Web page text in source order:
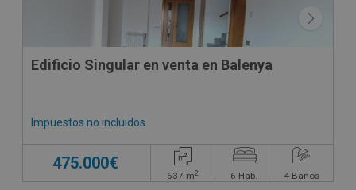
Edificio Singular en venta en Balenya
Impuestos no incluidos
475.000€
637 m2 6 Hab. 4 Baños